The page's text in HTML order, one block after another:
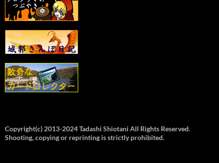
Copyright(c) 2013-2024 Tadashi Shiotani All Rights Reserved.
Shooting, copying or reprinting is strictly prohibited.